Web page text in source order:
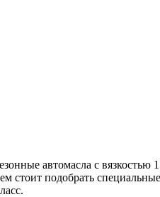
автомасла с
подобрать